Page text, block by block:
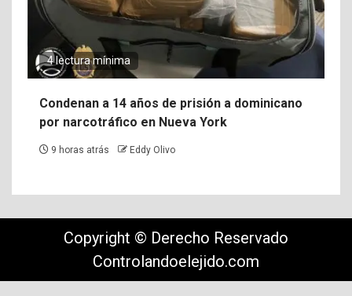
4 lectura mínima
Condenan a 14 años de prisión a dominicano
por narcotráfico en Nueva York
9 horas atrás Eddy Olivo
Copyright © Derecho Reservado
Controlandoelejido.com